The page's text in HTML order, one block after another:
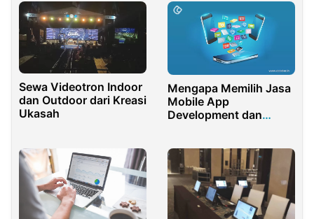
Karang Taruna di Desa
Pereng
Sewa Videotron Indoor
dan Outdoor dari Kreasi
Ukasah
Mengapa Memilih Jasa
Mobile App
Development dan